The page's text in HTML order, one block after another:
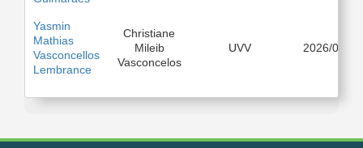
Yasmin
Mathias
Vasconcellos
Lembrance
Christiane
Mileib
Vasconcelos
UVV 2026/03